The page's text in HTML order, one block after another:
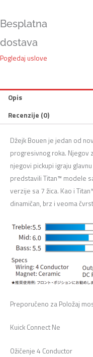
Besplatna
dostava
Pogledaj uslove
Opis
Recenzije (0)
Džejk Bouen je jedan od
progresivnog roka. Njegov
njegovi pickupi igraju
predstavili Titan™ modele
verzije sa 7 žica. Kao i
dinamičan, brz i veoma
Preporučeno za Položaj
Kuick Connect Ne
Ožičenje 4 Conductor